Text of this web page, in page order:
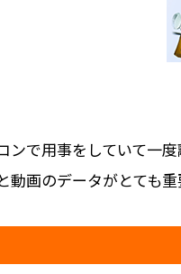
ンで用事をしていて一
動画のデータがとても